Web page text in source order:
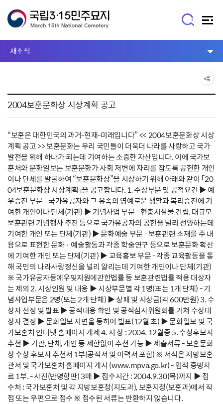
새소식
2004보훈문화상 시상계획 공고
“보훈은 대한민국의 과거-현재-미래입니다” << 2004보훈문화상 시상
계획 공고 >> 보훈문화는 우리 국민들이 더욱더 나라를 사랑하고 국가
발전을 위해 하나가 되는데 기여하는 소중한 자산입니다. 이에 국가보
훈처와 문화일보는 보훈문화가 사회 저변에 자리를 잡도록 공헌한 개인
이나 단체를 발굴하여 “보훈문화상”을 시상하기 위해 아래와 같이 「20
04보훈문화상 시상계획」을 공고합니다. 1, 수상부문 및 공적요건 ▶ 예
우증진 부문 - 국가유공자와 그 유족의 영예로운 생활과 복리증진에 기
여한 개인이나 단체(기관) ▶ 기념사업 부문 - 현충시설물 건립, 대규모
보훈관련 기념행사 추진 등으로 국가유공자의 공헌을 널리 선양하는데
기여한 개인 또는 단체(기관) ▶ 문화예술 부문 - 보훈관련 소재를 주 내
용으로 표현한 문화 · 예술활동과 각종 학술연구 등으로 보훈문화 확산
에 기여한 개인 또는 단체(기관) ▶ 교육홍보 부문 - 각종 교육활동을 통
해 국민의 나라사랑정신을 널리 알리는데 기여한 개인이나 단체(기관)
※ 국가유공자등예우및지원에관한법률 등 보훈관련법률 적용 대상자
는 제외 2. 시상인원 및 내용 ▶ 시상부문별 각 1명(또는 1개 단체) - 기
념사업부문은 2명(또는 2개 단체) ▶ 상패 및 시상금(각 600만원) 3. 수
상자 선정 및 발표 ▶ 공적내용 확인 및 공적심사위원회를 거쳐 수상대
상자 결정 ▶ 문화일보 지면을 동하여 발표(12월 초) ▶ 문화일보 및 국
가보훈처 인터넷 홈페이지 게제 4. 시 상 : 2004. 12월중 5. 수상후보자
추천 ▶ 기관, 단체, 개인 등 제한없이 추천 가능 ▶ 제출서류 - 보훈문화
상 수상 후보자 추천서 1부(공적서 및 이력서 포함) ※ 서식은 지방보훈
관서 및 국가보훈처 홈페이지 게시 (www.mpva.go.kr) - 업적 증빙자
료 1부. - 사진(반명함판) 3매 ▶ 접수시간 : 2004.9.30(목)까지 ▶ 접
수처 : 국가보훈처 및 각 지방보훈청(지도과), 보훈지청(보훈과)에서 직
접 또는 우편으로 접수 ※ 접수된 서류는 반환하지 않습니다.